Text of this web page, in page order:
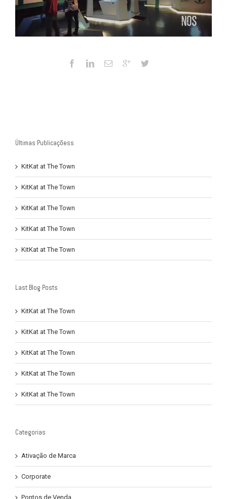
Últimas Publicaçõess
KitKat at The Town
KitKat at The Town
KitKat at The Town
KitKat at The Town
KitKat at The Town
Last Blog Posts
KitKat at The Town
KitKat at The Town
KitKat at The Town
KitKat at The Town
KitKat at The Town
Categorias
Ativação de Marca
Corporate
Pontos de Venda